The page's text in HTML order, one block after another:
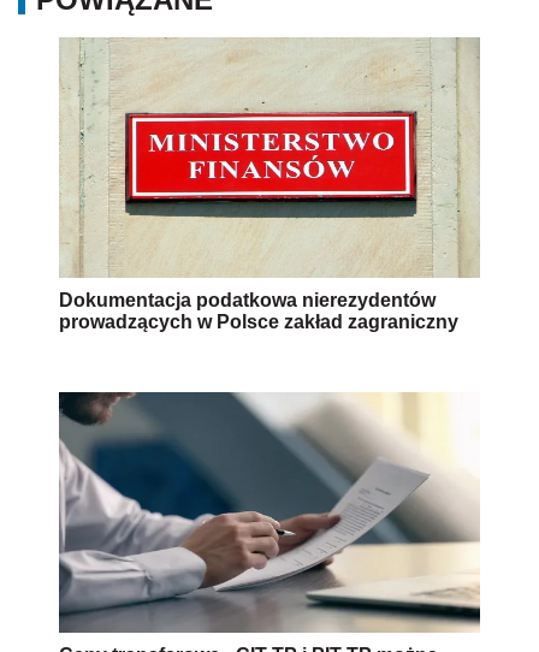
Dokumentacja podatkowa nierezydentów
prowadzących w Polsce zakład zagraniczny